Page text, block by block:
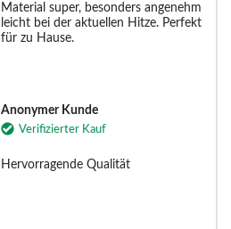
Material super, besonders angenehm
leicht bei der aktuellen Hitze. Perfekt
für zu Hause.
Anonymer Kunde
Verifizierter Kauf
Hervorragende Qualität